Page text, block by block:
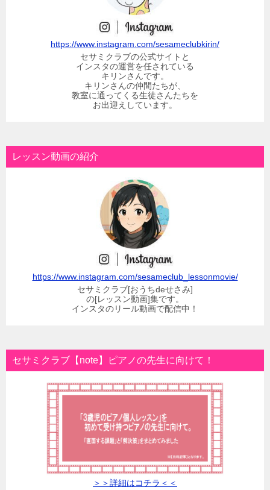
https://www.instagram.com/sesameclubkirin/
セサミクラブの公式サイトと
インスタの運営を任されている
キリンさんです。
キリンさんの仲間たちが、
教室に通ってくる生徒さんたちを
お出迎えしています。
レッスン動画の紹介
https://www.instagram.com/sesameclub_lessonmovie/
セサミクラブ[おうちdeせさみ]
の[レッスン動画]集です。
インスタのリール動画で配信中！
セサミクラブ【note】ピアノの先生に向けて！
＞＞詳細はコチラ＜＜